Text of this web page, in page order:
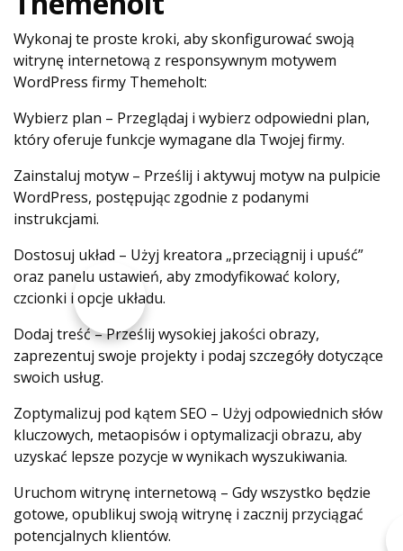
Wykonaj te proste kroki, aby skonfigurować swoją
witrynę internetową z responsywnym motywem
WordPress firmy Themeholt:
Wybierz plan – Przeglądaj i wybierz odpowiedni plan,
który oferuje funkcje wymagane dla Twojej firmy.
Zainstaluj motyw – Prześlij i aktywuj motyw na pulpicie
WordPress, postępując zgodnie z podanymi
instrukcjami.
Dostosuj układ – Użyj kreatora „przeciągnij i upuść”
oraz panelu ustawień, aby zmodyfikować kolory,
czcionki i opcje układu.
Dodaj treść – Prześlij wysokiej jakości obrazy,
zaprezentuj swoje projekty i podaj szczegóły dotyczące
swoich usług.
Zoptymalizuj pod kątem SEO – Użyj odpowiednich słów
kluczowych, metaopisów i optymalizacji obrazu, aby
uzyskać lepsze pozycje w wynikach wyszukiwania.
Uruchom witrynę internetową – Gdy wszystko będzie
gotowe, opublikuj swoją witrynę i zacznij przyciągać
potencjalnych klientów.